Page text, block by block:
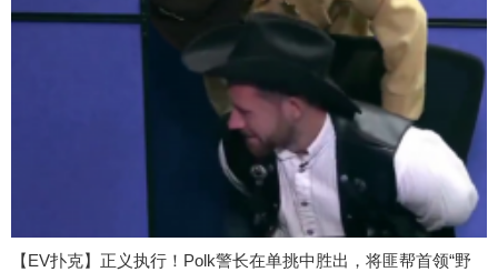
【EV扑克】正义执行！Polk警长在单挑中胜出，将匪帮首领“野